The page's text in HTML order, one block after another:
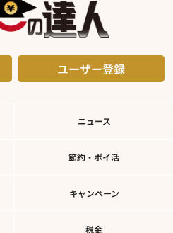
ユーザー登録
ニュース
節約・ポイ活
キャンペーン
税金